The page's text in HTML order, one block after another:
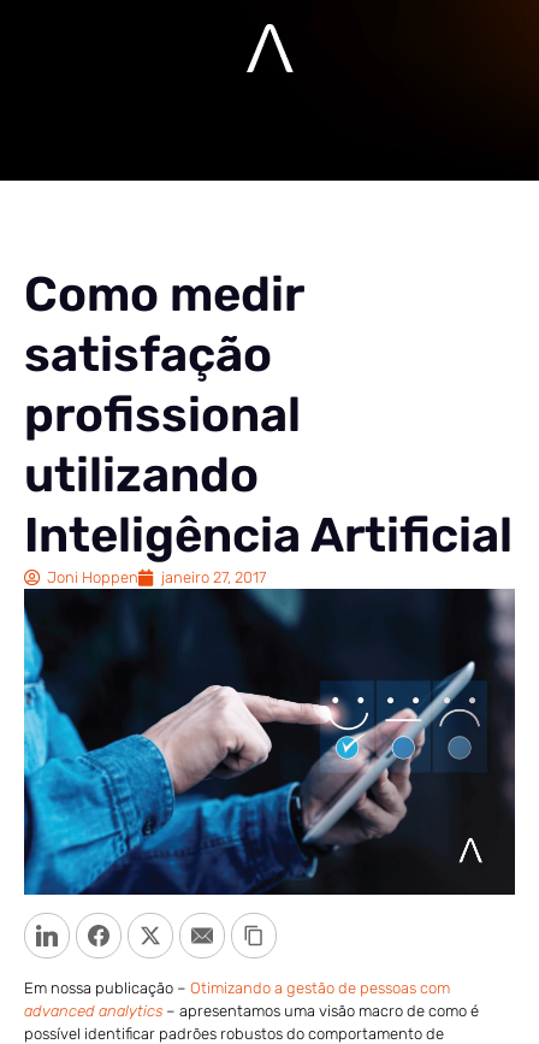
Como medir
satisfação
profissional
utilizando
Inteligência Artificial
Joni Hoppen janeiro 27, 2017
LinkedInFacebookTwitterEmail Copy Link
Em nossa publicação – Otimizando a gestão de pessoas com
advanced analytics – apresentamos uma visão macro de como é
possível identificar padrões robustos do comportamento de